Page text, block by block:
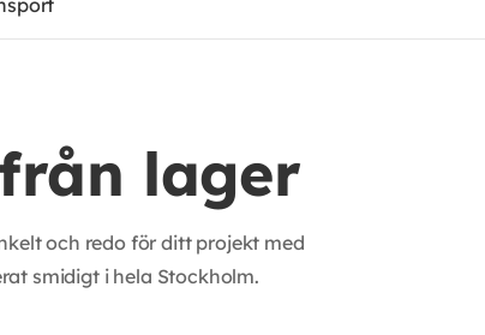
lager
och redo för ditt projekt med
smidigt i hela Stockholm.